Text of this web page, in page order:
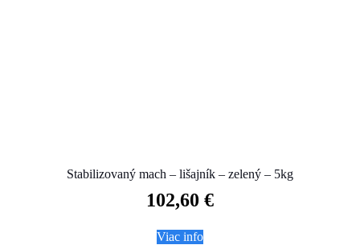
Stabilizovaný mach – lišajník – zelený – 5kg
102,60 €
Viac info